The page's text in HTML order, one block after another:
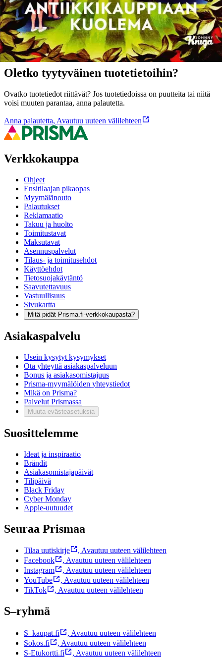
Ominaisuudet
Oletko tyytyväinen tuotetietoihin?
Ovatko tuotetiedot riittävät? Jos tuotetiedoissa on puutteita tai niitä
voisi muuten parantaa, anna palautetta.
Anna palautetta, Avautuu uuteen välilehteen
Verkkokauppa
Ohjeet
Ensitilaajan pikaopas
Myymälänouto
Palautukset
Reklamaatio
Takuu ja huolto
Toimitustavat
Maksutavat
Asennuspalvelut
Tilaus- ja toimitusehdot
Käyttöehdot
Tietosuojakäytäntö
Saavutettavuus
Vastuullisuus
Sivukartta
Mitä pidät Prisma.fi-verkkokaupasta?
Asiakaspalvelu
Usein kysytyt kysymykset
Ota yhteyttä asiakaspalveluun
Bonus ja asiakasomistajuus
Prisma-myymälöiden yhteystiedot
Mikä on Prisma?
Palvelut Prismassa
Muuta evästeasetuksia
Suosittelemme
Ideat ja inspiraatio
Brändit
Asiakasomistajapäivät
Tilipäivä
Black Friday
Cyber Monday
Apple-uutuudet
Seuraa Prismaa
Tilaa uutiskirje , Avautuu uuteen välilehteen
Facebook
, Avautuu uuteen välilehteen
Instagram
, Avautuu uuteen välilehteen
YouTube
, Avautuu uuteen välilehteen
TikTok
, Avautuu uuteen välilehteen
S–ryhmä
S–kaupat.fi , Avautuu uuteen välilehteen
Sokos.fi
, Avautuu uuteen välilehteen
S-Etukortti.fi
, Avautuu uuteen välilehteen